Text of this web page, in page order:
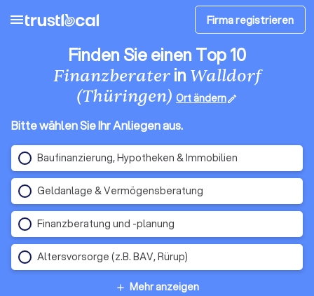
menu Firma registrieren
Finden Sie einen Top 10
Finanzberaterin Walldorf
(Thüringen) Ort ändernedit
Bitte wählen Sie Ihr Anliegen aus.
Baufinanzierung, Hypotheken & Immobilien
Geldanlage & Vermögensberatung
Finanzberatung und -planung
Altersvorsorge (z.B. BAV, Rürup)
add Mehr anzeigen